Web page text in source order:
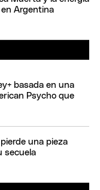
Argentina
basada en una
Psycho que
una pieza
secuela